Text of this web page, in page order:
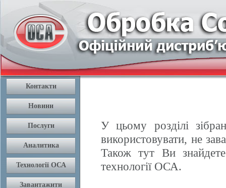
У цьому розділі
використовувати, не
Також тут Ви
технології ОСА.